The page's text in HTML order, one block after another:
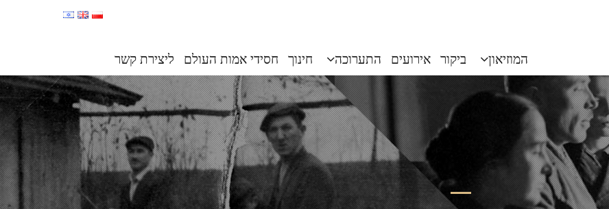
ליצירת קשר חסידי אמות העולם חינוך התערוכה אירועים ביקור המוזיאון